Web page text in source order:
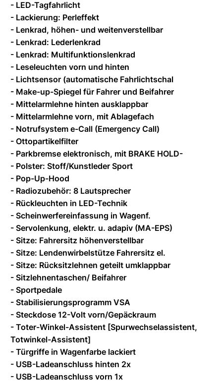
- LED-Tagfahrlicht
- Lackierung: Perleffekt
- Lenkrad, höhen- und weitenverstellbar
- Lenkrad: Lederlenkrad
- Lenkrad: Multifunktionslenkrad
- Leseleuchten vorn und hinten
- Lichtsensor (automatische Fahrlichtschal
- Make-up-Spiegel für Fahrer und Beifahrer
- Mittelarmlehne hinten ausklappbar
- Mittelarmlehne vorn, mit Ablagefach
- Notrufsystem e-Call (Emergency Call)
- Ottopartikelfilter
- Parkbremse elektronisch, mit BRAKE HOLD-
- Polster: Stoff/Kunstleder Sport
- Pop-Up-Hood
- Radiozubehör: 8 Lautsprecher
- Rückleuchten in LED-Technik
- Scheinwerfereinfassung in Wagenf.
- Servolenkung, elektr. u. adapiv (MA-EPS)
- Sitze: Fahrersitz höhenverstellbar
- Sitze: Lendenwirbelstütze Fahrersitz el.
- Sitze: Rücksitzlehnen geteilt umklappbar
- Sitzlehnentaschen/ Beifahrer
- Sportpedale
- Stabilisierungsprogramm VSA
- Steckdose 12-Volt vorn/Gepäckraum
- Toter-Winkel-Assistent [Spurwechselassistent,
Totwinkel-Assistent]
- Türgriffe in Wagenfarbe lackiert
- USB-Ladeanschluss hinten 2x
- USB-Ladeanschluss vorn 1x